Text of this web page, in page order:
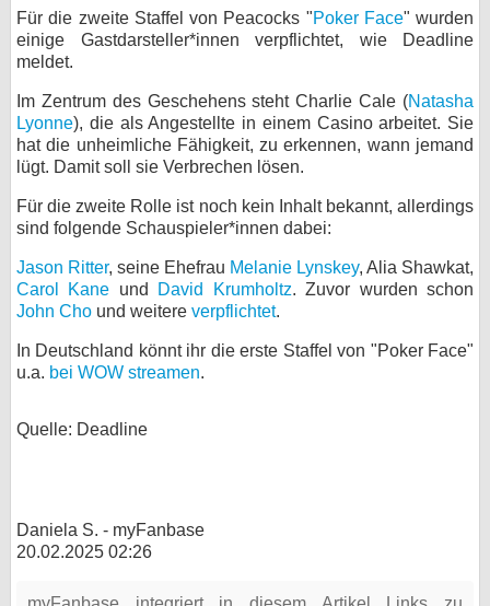
Für die zweite Staffel von Peacocks "Poker Face" wurden
einige Gastdarsteller*innen verpflichtet, wie Deadline
meldet.
Im Zentrum des Geschehens steht Charlie Cale (Natasha
Lyonne), die als Angestellte in einem Casino arbeitet. Sie
hat die unheimliche Fähigkeit, zu erkennen, wann jemand
lügt. Damit soll sie Verbrechen lösen.
Für die zweite Rolle ist noch kein Inhalt bekannt, allerdings
sind folgende Schauspieler*innen dabei:
Jason Ritter, seine Ehefrau Melanie Lynskey, Alia Shawkat,
Carol Kane und David Krumholtz. Zuvor wurden schon
John Cho und weitere verpflichtet.
In Deutschland könnt ihr die erste Staffel von "Poker Face"
u.a. bei WOW streamen.
Quelle: Deadline
Daniela S. - myFanbase
20.02.2025 02:26
bei X
Kontakt
Nutzungsbedingungen
Cookie-Einstellungen
Impressum